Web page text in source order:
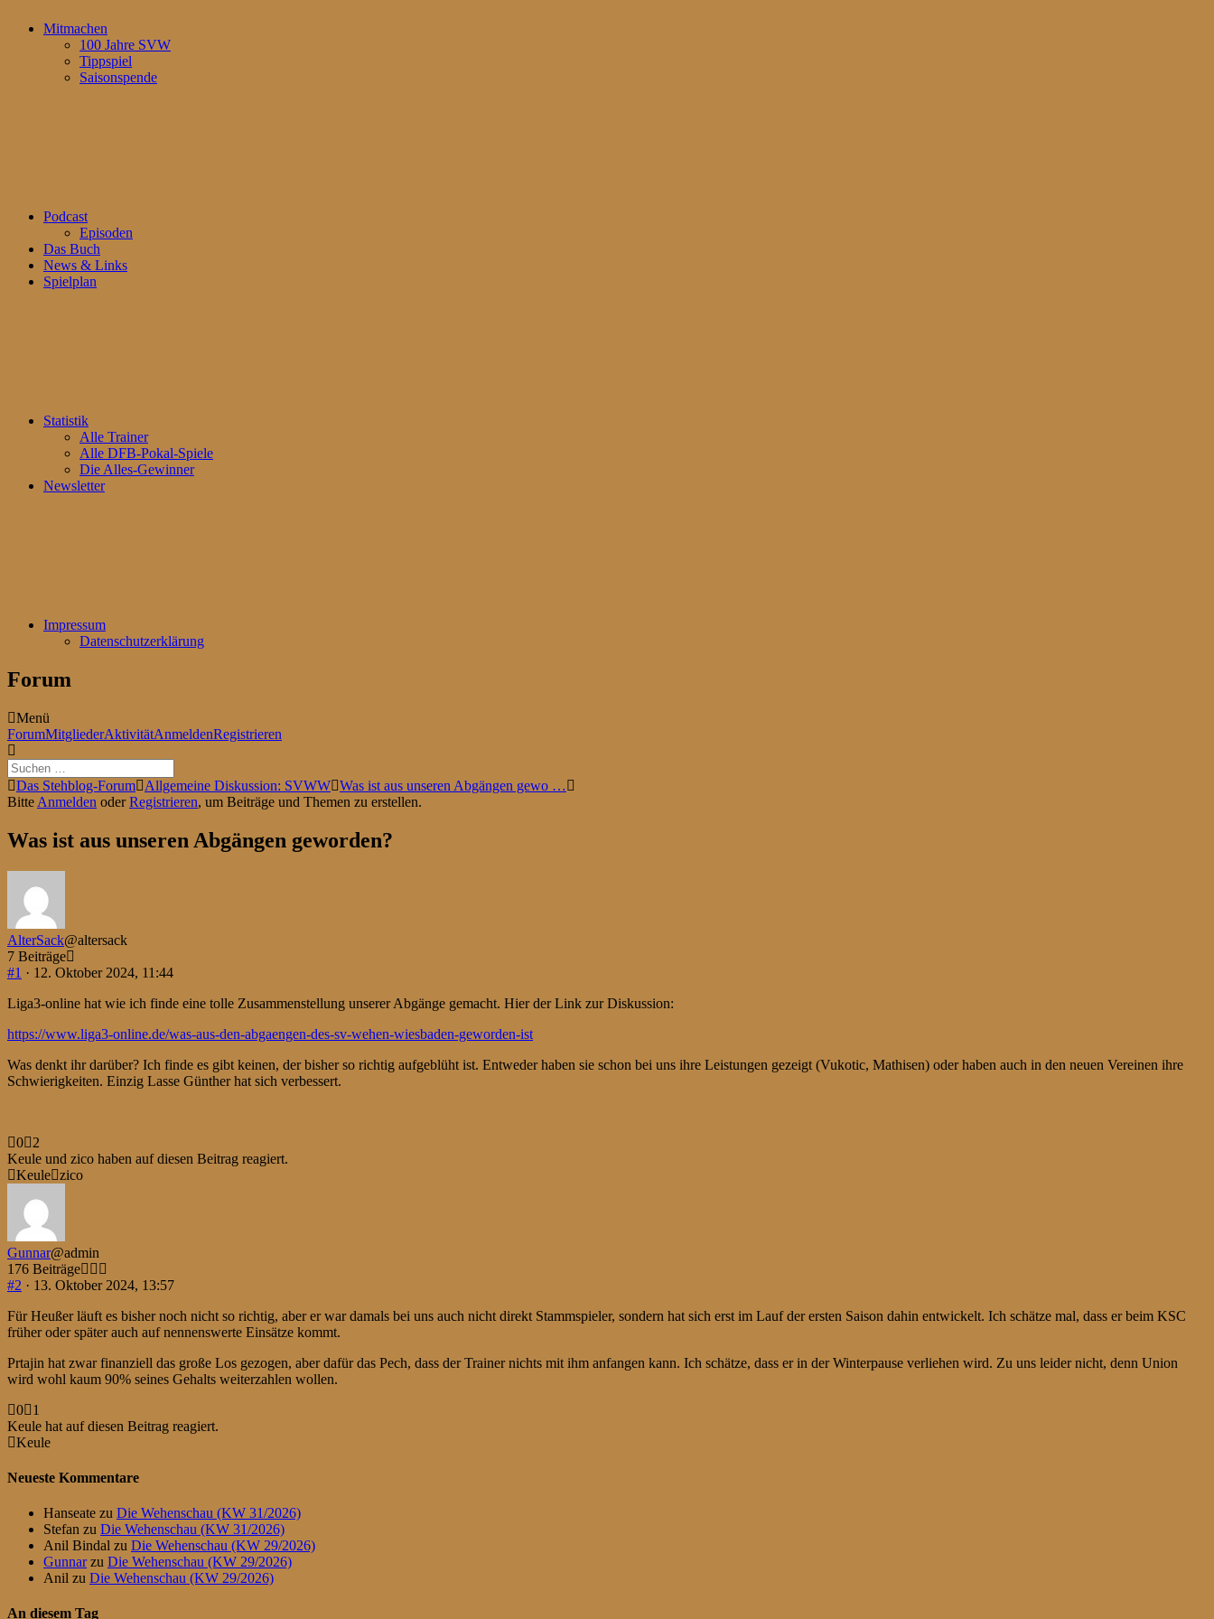
Mitmachen
100 Jahre SVW
Tippspiel
Saisonspende
Podcast
Episoden
Das Buch
News & Links
Spielplan
Statistik
Alle Trainer
Alle DFB-Pokal-Spiele
Die Alles-Gewinner
Newsletter
Impressum
Datenschutzerklärung
Forum
Menü
Forum-
Navigation
ForumMitgliederAktivitätAnmeldenRegistrieren
Forum-
Breadcrumbs
Du
bist
Das Stehblog-Forum Allgemeine Diskussion: SVWW Was ist aus unseren Abgängen gewo …
Bitte Anmelden oderRegistrieren, um Beiträge und Themen zu erstellen.
Was ist aus unseren Abgängen geworden?
AlterSack@altersack
7 Beiträge
#1 · 12. Oktober 2024, 11:44
Liga3-online hat wie ich finde eine tolle Zusammenstellung unserer Abgänge gemacht. Hier der Link zur Diskussion:
https://www.liga3-online.de/was-aus-den-abgaengen-des-sv-wehen-wiesbaden-geworden-ist
Was denkt ihr darüber? Ich finde es gibt keinen, der bisher so richtig aufgeblüht ist. Entweder haben sie schon bei uns ihre Leistungen gezeigt (Vukotic, Mathisen) oder haben auch in den neuen Vereinen ihre
Schwierigkeiten. Einzig Lasse Günther hat sich verbessert.
Anklicken
für
Daumen
nach
unten.
0
Anklicken
für
Daumen
nach
oben.
2
Keule und zico haben auf diesen Beitrag reagiert.
Keule zico
Gunnar@admin
176 Beiträge
#2 · 13. Oktober 2024, 13:57
Für Heußer läuft es bisher noch nicht so richtig, aber er war damals bei uns auch nicht direkt Stammspieler, sondern hat sich erst im Lauf der ersten Saison dahin entwickelt. Ich schätze mal, dass er beim KSC
früher oder später auch auf nennenswerte Einsätze kommt.
Prtajin hat zwar finanziell das große Los gezogen, aber dafür das Pech, dass der Trainer nichts mit ihm anfangen kann. Ich schätze, dass er in der Winterpause verliehen wird. Zu uns leider nicht, denn Union
wird wohl kaum 90% seines Gehalts weiterzahlen wollen.
Anklicken
für
Daumen
nach
0
Anklicken
für
Daumen
nach
1
Keule hat auf diesen Beitrag reagiert.
Keule
Neueste Kommentare
Hanseate zu Die Wehenschau (KW 31/2026)
Stefan zu Die Wehenschau (KW 31/2026)
Anil Bindal zu Die Wehenschau (KW 29/2026)
Gunnarzu Die Wehenschau (KW 29/2026)
Anil zu Die Wehenschau (KW 29/2026)
An diesem Tag